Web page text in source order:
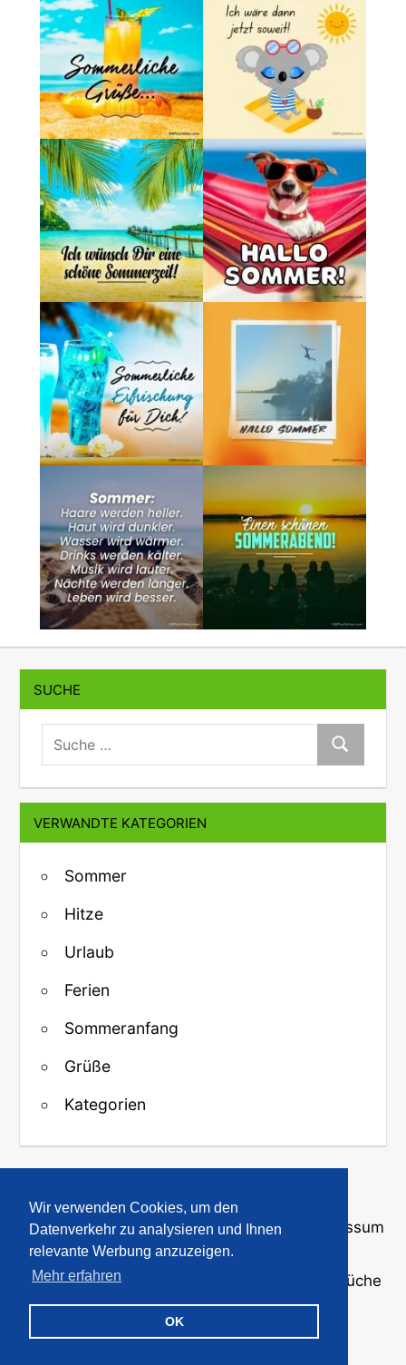
Wir verwenden Cookies, um den
Datenverkehr zu analysieren und Ihnen
relevante Werbung anzuzeigen.
Mehr erfahren
OK
SUCHE
suche:
Suche
VERWANDTE KATEGORIEN
Sommer
Hitze
Urlaub
Ferien
Sommeranfang
Grüße
Kategorien
↑ Zurück zum Anfang
Über uns·Kontakt·Datenschutz Impressum
© 2008-2026
· Bilder und Sprüche
für WhatsApp und Profile